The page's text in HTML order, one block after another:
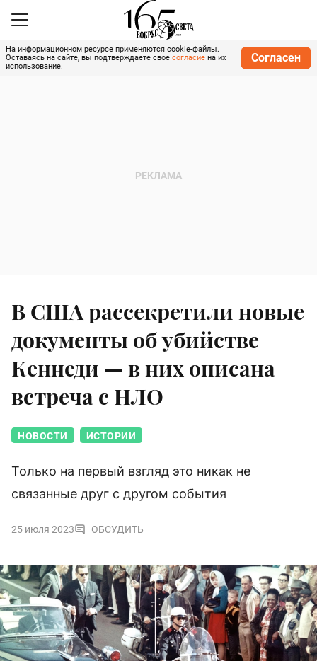
На информационном ресурсе применяются cookie-файлы.
Оставаясь на сайте, вы подтверждаете свое согласие на их
использование.
Согласен
В США рассекретили новые
документы об убийстве
Кеннеди — в них описана
встреча с НЛО
НОВОСТИ ИСТОРИИ
Только на первый взгляд это никак не
связанные друг с другом события
25 июля 2023 ОБСУДИТЬ